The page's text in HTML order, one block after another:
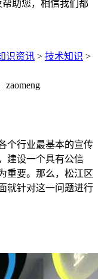
助您，相信我们都
识资讯 > 技术知识 >
zaomeng
个行业最基本的宣传
建设一个具有公信
重要。那么，松江区
就针对这一问题进行